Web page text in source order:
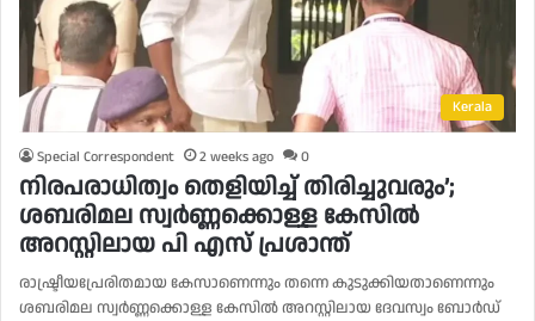
Kerala
Special Correspondent 2 weeks ago 0
നിരപരാധിത്വം തെളിയിച്ച് തിരിച്ചുവരും’;
ശബരിമല സ്വർണ്ണക്കൊള്ള കേസിൽ
അറസ്റ്റിലായ പി എസ് പ്രശാന്ത്
രാഷ്ട്രീയപ്രേരിതമായ കേസാണെന്നും തന്നെ കുടുക്കിയതാണെന്നും
ശബരിമല സ്വർണ്ണക്കൊള്ള കേസിൽ അറസ്റ്റിലായ ദേവസ്വം ബോർഡ്